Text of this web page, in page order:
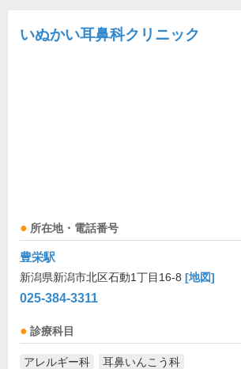
いぬかい耳鼻科クリニック
所在地・電話番号
豊栄駅
新潟県新潟市北区石動1丁目16-8 [地図]
025-384-3311
診療科目
アレルギー科 耳鼻いんこう科